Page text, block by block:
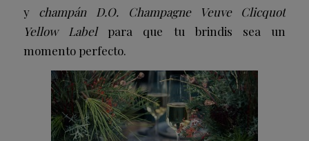
y champán D.O. Champagne Veuve Clicquot
Yellow Labelpara que tu brindis sea un
momento perfecto.